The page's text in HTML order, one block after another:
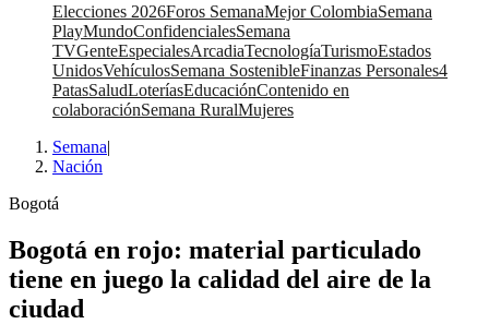
Elecciones 2026Foros SemanaMejor ColombiaSemana
PlayMundoConfidencialesSemana
TVGenteEspecialesArcadiaTecnologíaTurismoEstados
UnidosVehículosSemana SostenibleFinanzas Personales4
PatasSaludLoteríasEducaciónContenido en
colaboraciónSemana RuralMujeres
Semana|
Nación
Bogotá
Bogotá en rojo: material particulado
tiene en juego la calidad del aire de la
ciudad